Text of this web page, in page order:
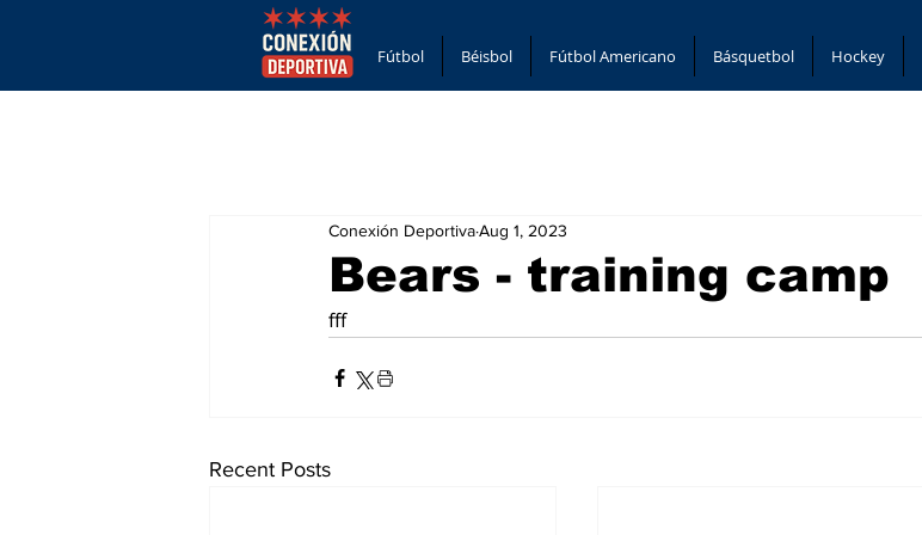
Fútbol Béisbol Fútbol Americano Básquetbol Hockey
Bears - training camp
Conexión DeportivaAug 1, 2023
fff
Recent Posts